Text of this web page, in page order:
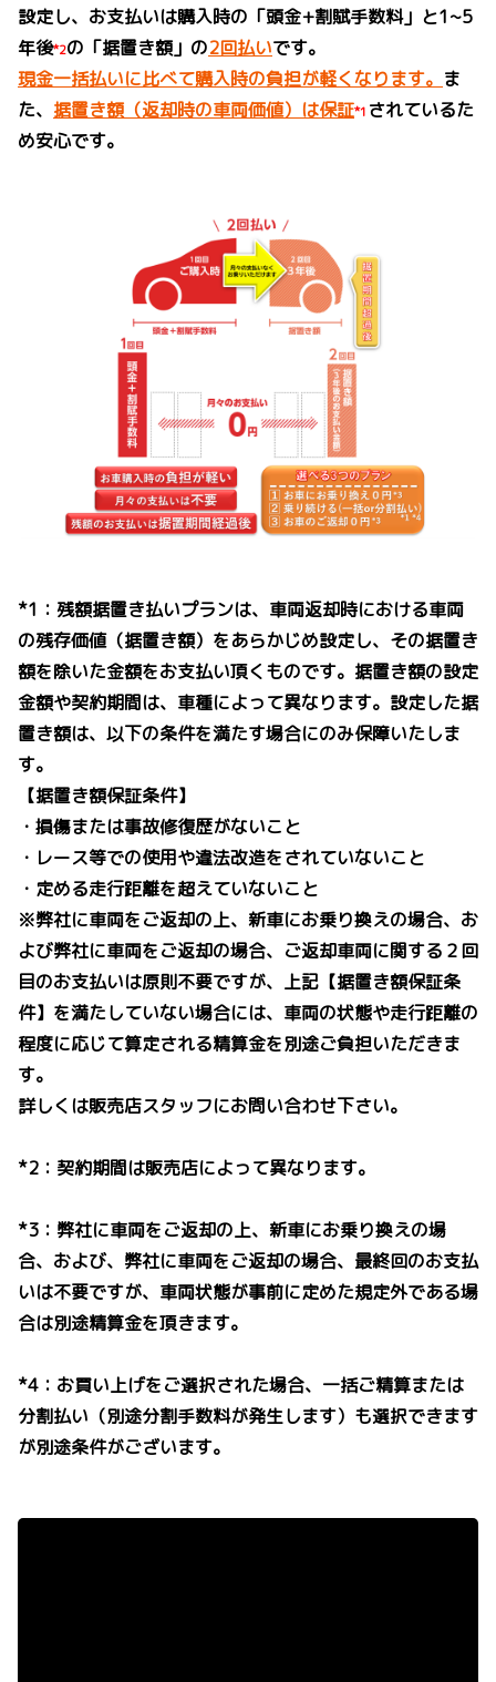
設定し、お支払いは購入時の「頭金+割賦手数料」と1~5
年後*2の「据置き額」の2回払いです。
現金一括払いに比べて購入時の負担が軽くなります。 ま
た、 据置き額（返却時の車両価値）は保証*1 されているた
め安心です。
*1：残額据置き払いプランは、車両返却時における車両
の残存価値（据置き額）をあらかじめ設定し、その据置き
額を除いた金額をお支払い頂くものです。据置き額の設定
金額や契約期間は、車種によって異なります。設定した据
置き額は、以下の条件を満たす場合にのみ保障いたしま
す。
【据置き額保証条件】
・損傷または事故修復歴がないこと
・レース等での使用や違法改造をされていないこと
・定める走行距離を超えていないこと
※弊社に車両をご返却の上、新車にお乗り換えの場合、お
よび弊社に車両をご返却の場合、ご返却車両に関する２回
目のお支払いは原則不要ですが、上記【据置き額保証条
件】を満たしていない場合には、車両の状態や走行距離の
程度に応じて算定される精算金を別途ご負担いただきま
す。
詳しくは販売店スタッフにお問い合わせ下さい。
*2：契約期間は販売店によって異なります。
*3：弊社に車両をご返却の上、新車にお乗り換えの場
合、および、弊社に車両をご返却の場合、最終回のお支払
いは不要ですが、車両状態が事前に定めた規定外である場
合は別途精算金を頂きます。
*4：お買い上げをご選択された場合、一括ご精算または
分割払い（別途分割手数料が発生します）も選択できます
が別途条件がございます。